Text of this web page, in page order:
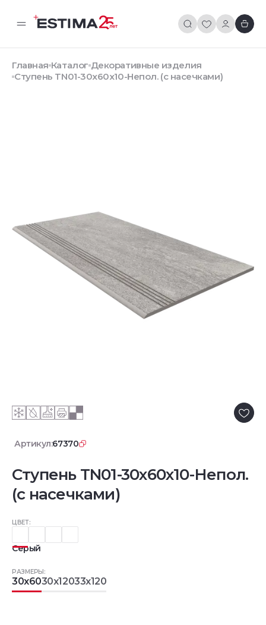
Главная Каталог Декоративные изделия
Ступень TN01-30x60x10-Непол. (с насечками)
Артикул:67370
Ступень TN01-30x60x10-Непол.
(с насечками)
ЦВЕТ:
Серый
РАЗМЕРЫ:
30x6030x12033x120